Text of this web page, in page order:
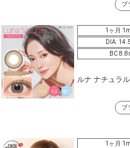
ブ
1ヶ月
DIA:
BC
ルナ ナチュラ
ブ
1ヶ月